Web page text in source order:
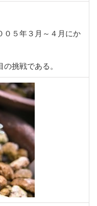
０５年３月～４月にか
挑戦である。